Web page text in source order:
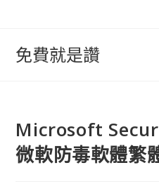
免費就是讚
Microsoft
微軟防毒軟體繁